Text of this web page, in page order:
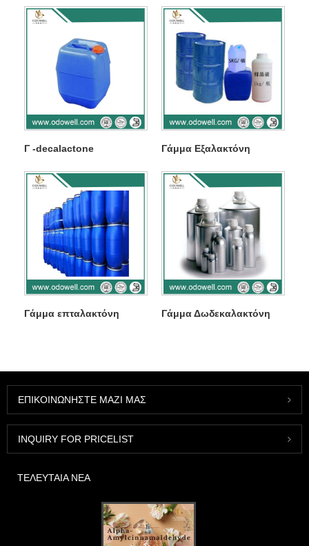
Γ -decalactone Γάμμα Εξαλακτόνη
Γάμμα επταλακτόνη Γάμμα Δωδεκαλακτόνη
ΕΠΙΚΟΙΝΩΝΉΣΤΕ ΜΑΖΊ ΜΑΣ
INQUIRY FOR PRICELIST
ΤΕΛΕΥΤΑΊΑ ΝΈΑ